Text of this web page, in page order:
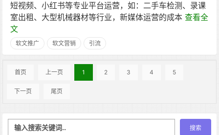
短视频、小红书等专业平台运营，如：二手车检测、录课
室出租、大型机械器材等行业，新媒体运营的成本 查看全
文
软文推广 软文营销 引流
首页 上一页 1 2 3 4 5
下一页 尾页